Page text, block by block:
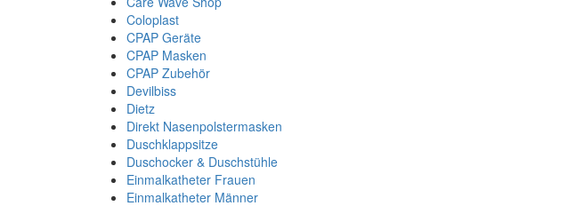
Coloplast
CPAP Geräte
CPAP Masken
CPAP Zubehör
Devilbiss
Dietz
Direkt Nasenpolstermasken
Duschklappsitze
Duschocker & Duschstühle
Einmalkatheter Frauen
Einmalkatheter Männer